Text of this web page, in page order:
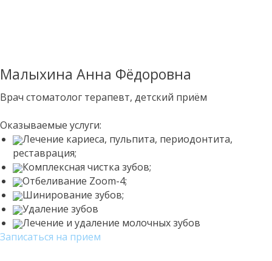
Малыхина Анна Фёдоровна
Врач стоматолог терапевт, детский приём
Оказываемые услуги:
Лечение кариеса, пульпита, периодонтита,
реставрация;
Комплексная чистка зубов;
Отбеливание Zoom-4;
Шинирование зубов;
Удаление зубов
Лечение и удаление молочных зубов
Записаться на прием